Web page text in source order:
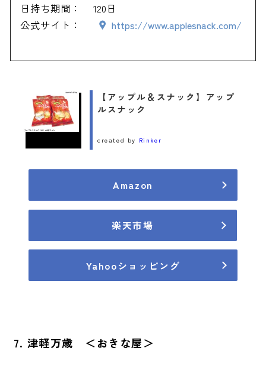
日持ち期間：
120日
公式サイト：
https://www.applesnack.com/
【アップル＆スナック】アップ
ルスナック
created by Rinker
Amazon
楽天市場
Yahooショッピング
7. 津軽万歳 ＜おきな屋＞